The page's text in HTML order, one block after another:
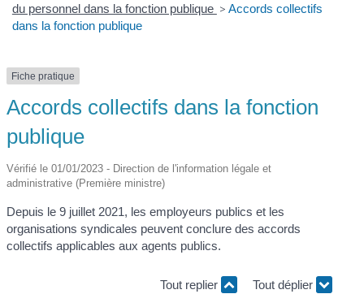
du personnel dans la fonction publique > Accords collectifs
dans la fonction publique
Fiche pratique
Accords collectifs dans la fonction
publique
Vérifié le 01/01/2023 - Direction de l'information légale et
administrative (Première ministre)
Depuis le 9 juillet 2021, les employeurs publics et les
organisations syndicales peuvent conclure des accords
collectifs applicables aux agents publics.
Tout replier Tout déplier